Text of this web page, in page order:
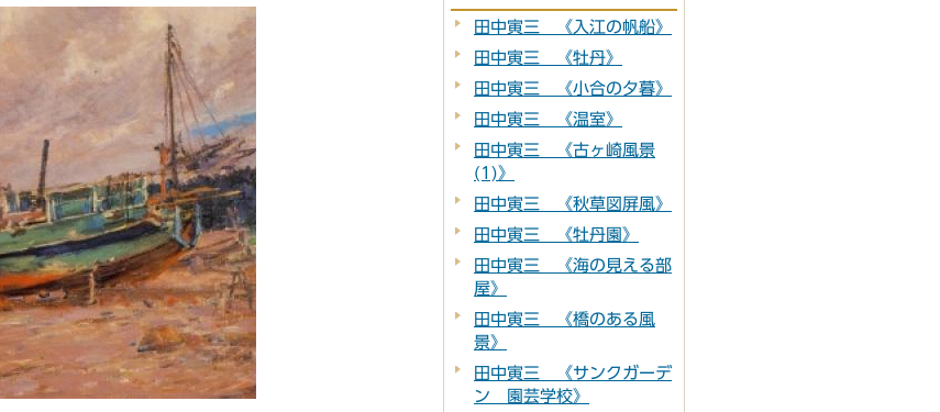
田中寅三 《入江の帆船》
田中寅三 《牡丹》
田中寅三 《小合の夕暮》
田中寅三 《温室》
田中寅三 《古ヶ崎風景
(1)》
田中寅三 《秋草図屏風》
田中寅三 《牡丹園》
田中寅三 《海の見える部
屋》
田中寅三 《橋のある風
景》
田中寅三 《サンクガーデ
ン 園芸学校》